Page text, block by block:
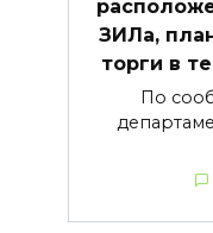
ЗИЛа,
торги в
По